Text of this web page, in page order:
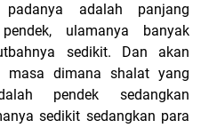
adalah panjang
ulamanya banyak
sedikit. Dan akan
dimana shalat yang
pendek sedangkan
sedikit sedangkan para